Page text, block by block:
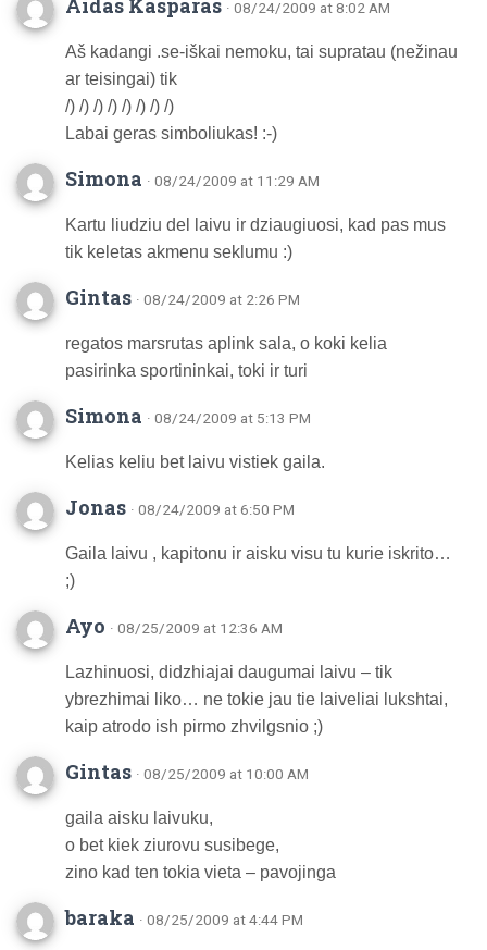
Aidas Kasparas · 08/24/2009 at 8:02 AM
Aš kadangi .se-iškai nemoku, tai supratau (nežinau
ar teisingai) tik
/) /) /) /) /) /) /) /)
Labai geras simboliukas! :-)
Simona · 08/24/2009 at 11:29 AM
Kartu liudziu del laivu ir dziaugiuosi, kad pas mus
tik keletas akmenu seklumu :)
Gintas · 08/24/2009 at 2:26 PM
regatos marsrutas aplink sala, o koki kelia
pasirinka sportininkai, toki ir turi
Simona · 08/24/2009 at 5:13 PM
Kelias keliu bet laivu vistiek gaila.
Jonas · 08/24/2009 at 6:50 PM
Gaila laivu , kapitonu ir aisku visu tu kurie iskrito…
;)
Ayo · 08/25/2009 at 12:36 AM
Lazhinuosi, didzhiajai daugumai laivu – tik
ybrezhimai liko… ne tokie jau tie laiveliai lukshtai,
kaip atrodo ish pirmo zhvilgsnio ;)
Gintas · 08/25/2009 at 10:00 AM
gaila aisku laivuku,
o bet kiek ziurovu susibege,
zino kad ten tokia vieta – pavojinga
baraka · 08/25/2009 at 4:44 PM